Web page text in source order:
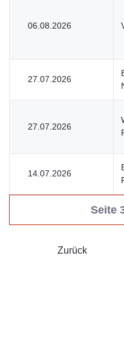
06.08.2026
27.07.2026
27.07.2026
14.07.2026
Seite
Zurück